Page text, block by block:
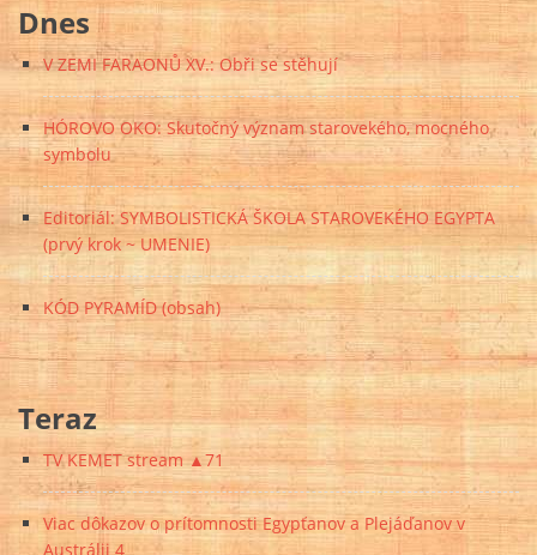
Dnes
V ZEMI FARAONŮ XV.: Obři se stěhují
HÓROVO OKO: Skutočný význam starovekého, mocného
symbolu
Editoriál: SYMBOLISTICKÁ ŠKOLA STAROVEKÉHO EGYPTA
(prvý krok ~ UMENIE)
KÓD PYRAMÍD (obsah)
Teraz
TV KEMET stream ▲71
Viac dôkazov o prítomnosti Egypťanov a Plejáďanov v
Austrálii 4